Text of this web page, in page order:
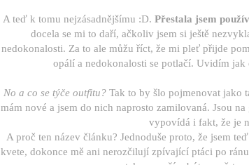
A teď k tomu nejzásadnějšímu :D. Přestala jsem
docela se mi to daří, ačkoliv jsem si ještě
nedokonalosti. Za to ale můžu říct, že mi pleť přijde
opálí a nedokonalosti se potlačí. Uvidím
No a co se týče outfitu? Tak to by šlo pojmenovat jako
mám nové a jsem do nich naprosto zamilovaná. Jsou
vypovídá i fakt, že je
A proč ten název článku? Jednoduše proto, že jsem
kvete, dokonce mě ani nerozčilují zpívající ptáci po